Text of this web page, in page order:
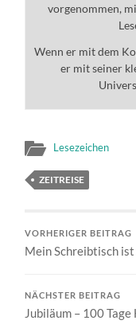
vorgenommen,
Wenn er mit dem
er mit seiner
Lesezeichen
ZEITREISE
VORHERIGER BEITRAG
Mein Schreibtisch
NÄCHSTER BEITRAG
Jubiläum – 100